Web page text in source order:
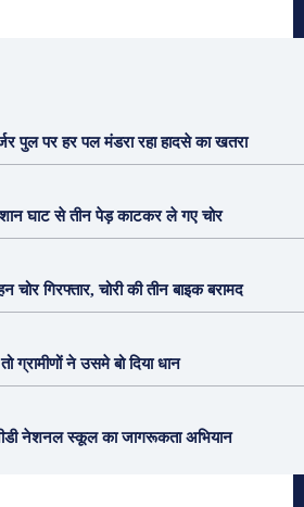
पुल पर हर पल मंडरा रहा हादसे का खतरा
घाट से तीन पेड़ काटकर ले गए चोर
चोर गिरफ्तार, चोरी की तीन बाइक बरामद
ग्रामीणों ने उसमे बो दिया धान
नेशनल स्कूल का जागरूकता अभियान